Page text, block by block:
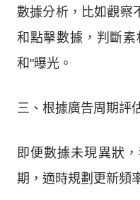
數據分析，比如觀察
和點擊數據，判斷
和"曝光。
三、根據廣告周期評
即便數據未現異狀
期，適時規劃更新頻